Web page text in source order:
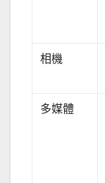
相機
多媒體